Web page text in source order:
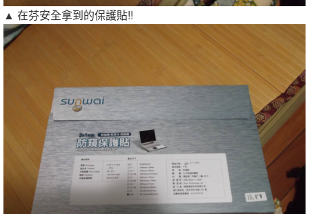
▲ 在芬安全拿到的保護貼!!